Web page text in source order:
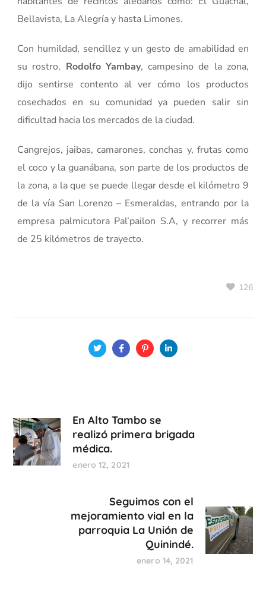
Bellavista, La Alegría y hasta Limones.
Con humildad, sencillez y un gesto de amabilidad en
su rostro, Rodolfo Yambay, campesino de la zona,
dijo sentirse contento al ver cómo los productos
cosechados en su comunidad ya pueden salir sin
dificultad hacia los mercados de la ciudad.
Cangrejos, jaibas, camarones, conchas y, frutas como
el coco y la guanábana, son parte de los productos de
la zona, a la que se puede llegar desde el kilómetro 9
de la vía San Lorenzo – Esmeraldas, entrando por la
empresa palmicutora Pal’pailon S.A, y recorrer más
de 25 kilómetros de trayecto.
126
En Alto Tambo se
realizó primera brigada
médica.
enero 12, 2021
Seguimos con el
mejoramiento vial en la
parroquia La Unión de
Quinindé.
enero 14, 2021